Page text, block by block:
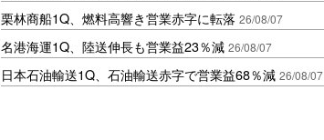
栗林商船1Q、燃料高響き営業赤字に転落 26/08/07
名港海運1Q、陸送伸長も営業益23％減 26/08/07
日本石油輸送1Q、石油輸送赤字で営業益68％減 26/08/07